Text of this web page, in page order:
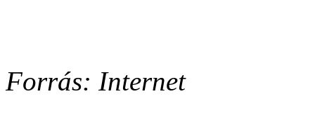
Forrás: Internet